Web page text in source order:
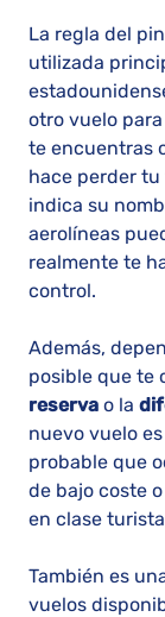
La regla del
utilizada
otro vuelo
te encuentras
hace perder
indica su
aerolíneas
realmente te
control.
Además,
posible que te
reserva o la
nuevo vuelo
probable que
de bajo coste
en clase
También es
vuelos